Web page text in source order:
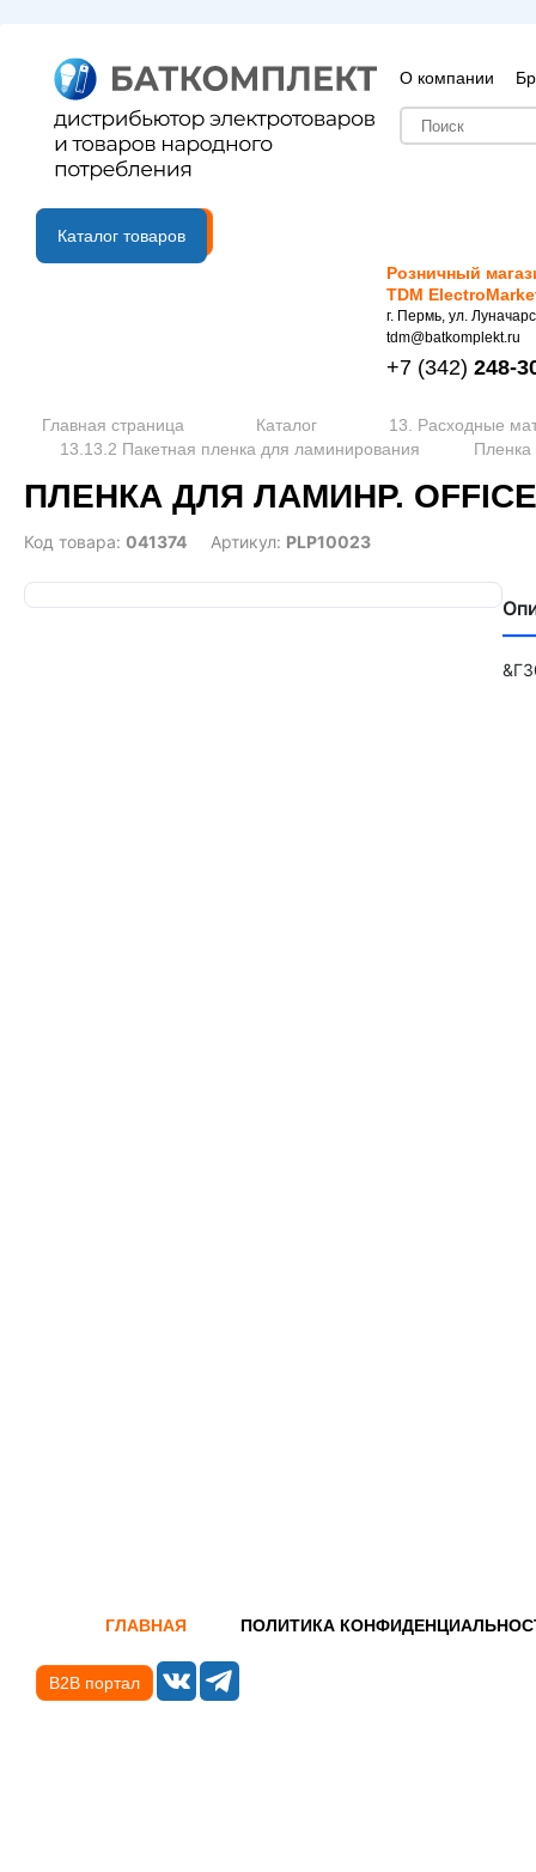
О компании
B2B портал
Каталог товаров
Розничный
TDM
г. Пермь, ул.
tdm@batkomplekt.ru
+7 (342) 248-
Главная страница Каталог
13. Расходные
13.13.2 Пакетная пленка для ламинирования
ПЛЕНКА ДЛЯ ЛАМИНР.
Код товара: 041374 Артикул: PLP10023
ГЛАВНАЯ ПОЛИТИКА
B2B портал